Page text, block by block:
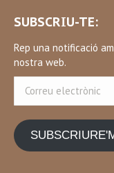
SUBSCRIU-TE:
Rep una notificació
nostra web.
electrònic